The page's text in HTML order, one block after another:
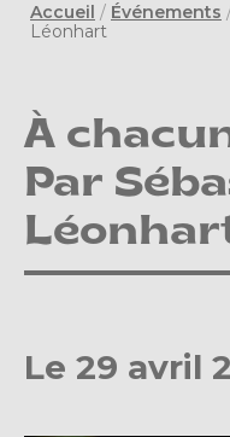
Accueil / Événements
Léonhart
À
Par
Le 29 avril